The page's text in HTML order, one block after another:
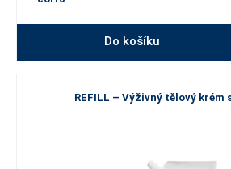
Do košíku
REFILL – Výživný tělový krém